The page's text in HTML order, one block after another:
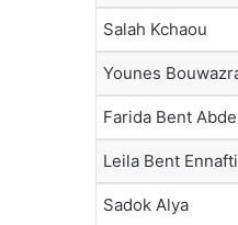
Salah Kchaou
Younes
Farida Bent
Leila Bent
Sadok Alya